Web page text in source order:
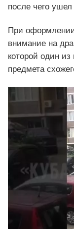
после чего
При
внимание на
которой один
предмета